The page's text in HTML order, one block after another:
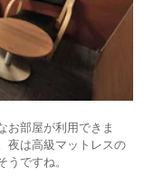
お部屋が利用できま
夜は高級マットレスの
うですね。